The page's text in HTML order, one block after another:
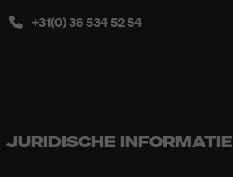
+31(0) 36 534 52 54
JURIDISCHE INFORMATIE